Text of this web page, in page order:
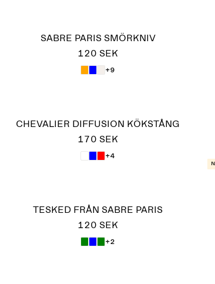
SABRE PARIS SMÖRKNIV
120 SEK
+9
CHEVALIER DIFFUSION KÖKSTÅNG
170 SEK
+4
TESKED FRÅN SABRE PARIS
120 SEK
+2